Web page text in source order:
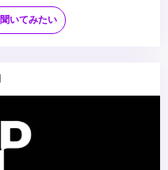
ー・PMアシスタント等の経
スプレッドシート等）の使用
ながら業務を前に進められる
粘り強くフォローできる方
長意欲のある方
いてみたい